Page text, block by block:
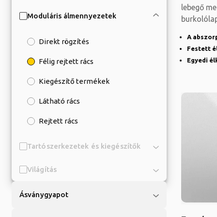
Moduláris álmennyezetek
Direkt rögzítés
Félig rejtett rács
Kiegészítő termékek
Látható rács
Rejtett rács
Tartószerkezetek és kiegészítők
Világítás
Ásványgyapot
lebegő
A
Festett
Egyedi